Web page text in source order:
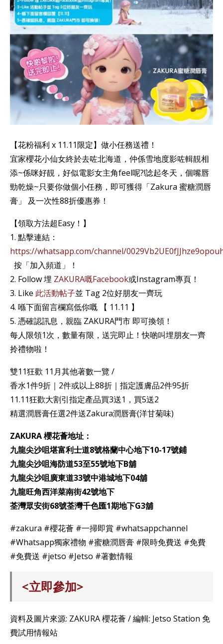
【花粉福利 x 11.11限定】做小任務送禮！
宜家櫻花小仙女終於去咗北海道，仲係雪地度影咗輯靚相
添~係咪好靚，好似電影女主角feel呢?!諗起冬天，個嘴唇
勁乾燥~只要你做個小任務，即可獲得「Zakura 蜜糖潤唇
膏」 及一次性88折優惠券！
【領取方法超Easy！】
1. 點擊連結：
https://whatsapp.com/channel/
按「加入頻道」！
2. Follow 埋 ZAKURA嘅Facebook或Instagram專頁！
3. Like 此活動帖子並 Tag 2位好朋友一齊玩
4. 喺下面留言欄寫低你嘅 【 11.11 】
5. 憑確認訊息，親臨 ZAKURA門市 即可換領！
每人限領1次，數量有限，送完即止！快啲叫埋朋友一齊
拎禮物啦！
雙11狂歡 11月其他著數一覽 /
香水1件9折｜2件或以上88折｜指定護膚品2件95折
11.11狂歡大割引指定產品買3送1，買5送2
精選潤唇膏任選2件送Zakura潤唇膏(洋甘菊味)
ZAKURA 櫻花薈地址：
九龍尖沙咀堪富利士道8號格蘭中心地下10-17號鋪
九龍尖沙咀海防道53至55號地下B舖
九龍尖沙咀廣東道33號中港城地下04舖
九龍旺角西洋菜南街42號地下
荃灣眾安街68號荃灣千色匯1期地下G3舖
#zakura #櫻花薈 #一掃即賞 #whatsappchannel
#Whatsapp獨家禮物 #蜜糖潤唇膏 #限時免費送 #免費
#免費送 #jetso #Jetso #著數情報
<立即參加>
資料及圖片來源: ZAKURA 櫻花薈 / 編輯: Jetso Station 免
費試用情報站